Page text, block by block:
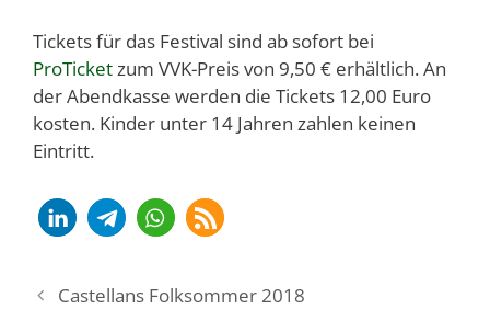
Tickets für das Festival sind ab sofort bei
ProTicketzum VVK-Preis von 9,50 € erhältlich. An
der Abendkasse werden die Tickets 12,00 Euro
kosten. Kinder unter 14 Jahren zahlen keinen
Eintritt.
Castellans Folksommer 2018